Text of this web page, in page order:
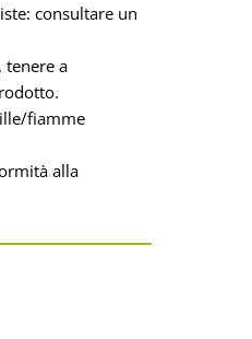
consultare un
tenere a
fiamme
alla